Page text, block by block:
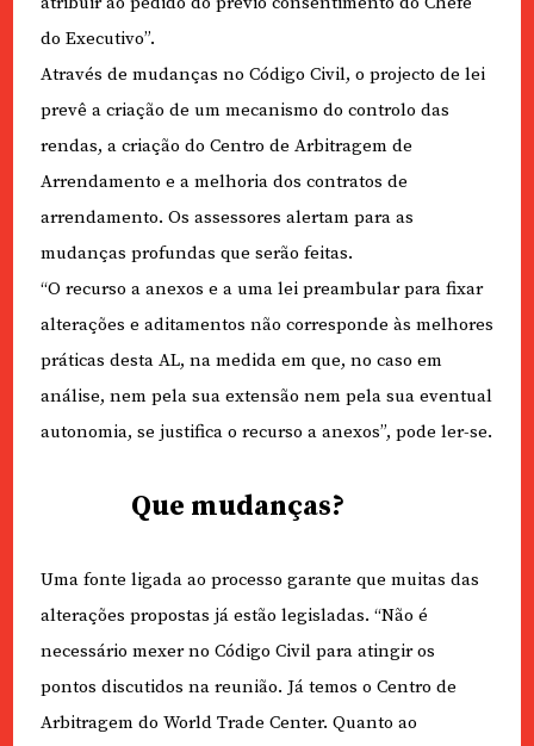
do Executivo”.
Através de mudanças no Código Civil, o projecto de lei
prevê a criação de um mecanismo do controlo das
rendas, a criação do Centro de Arbitragem de
Arrendamento e a melhoria dos contratos de
arrendamento. Os assessores alertam para as
mudanças profundas que serão feitas.
“O recurso a anexos e a uma lei preambular para fixar
alterações e aditamentos não corresponde às melhores
práticas desta AL, na medida em que, no caso em
análise, nem pela sua extensão nem pela sua eventual
autonomia, se justifica o recurso a anexos”, pode ler-se.
Que mudanças?
Uma fonte ligada ao processo garante que muitas das
alterações propostas já estão legisladas. “Não é
necessário mexer no Código Civil para atingir os
pontos discutidos na reunião. Já temos o Centro de
Arbitragem do World Trade Center. Quanto ao